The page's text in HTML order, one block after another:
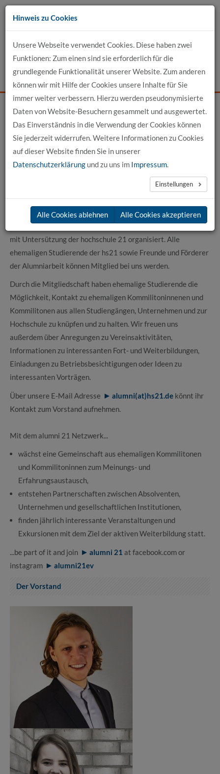
Zum
Inhalt
Events News Login Suche
Kontakt
Startseite Für Studierende Alumni
alumni 21 e.V.
Liebe ehemalige Studierende der hochschule 21,
die Alumniarbeit der hochschule 21 wird durch den im Mai
2015 gegründeten und eingetragenen Verein alumni 21 e.V.
mit Untersützung der hochschule 21 organisiert. Alle
ehemaligen Studierende der hs21 sowie Freunde und Förderer
der Alumniarbeit können Mitglied bei uns werden.
Durch die Mitgliedschaft haben ehemalige Studierende die
Möglichkeit, Kontakt zu ehemaligen Kommilitoninnenen und
Kommilitonen aus allen Studiengängen, Unternehmen und zur
Hochschule zu knüpfen und zu halten. Wir freuen uns
außerdem über Anregungen zu Vereinsaktivitäten,
Informationen zu interessanten Fort- und Weiterbildungen,
Einladungen zu Betriebsbesichtigungen oder Ideen zu
interessanten Vorträgen.
Über unsere E-Mail Adresse alumni(at)hs21.de könnt ihr
Kontakt zum Vorstand aufnehmen.
Mit dem alumni 21 Netzwerk...
wächst eine Gemeinschaft aus ehemaligen Kommilitonen
und Kommilitoninnen zum Meinungs- und
Erfahrungsaustausch,
entstehen Partnerschaften zwischen Absolventen,
Unternehmen und gesellschaftlichen Institutionen,
finden jährlich interessante Veranstaltungen und
Exkursionen mit dem Ziel der aktiven Weiterbildung statt.
...be part of it and join alumni 21 at facebook.com or
instagram
alumni21ev
Der Vorstand
Hinweis zu Cookies
Unsere Webseite verwendet Cookies. Diese haben zwei
Funktionen: Zum einen sind sie erforderlich für die
grundlegende Funktionalität unserer Website. Zum anderen
können wir mit Hilfe der Cookies unsere Inhalte für Sie
immer weiter verbessern. Hierzu werden pseudonymisierte
Daten von Website-Besuchern gesammelt und ausgewertet.
Das Einverständnis in die Verwendung der Cookies können
Sie jederzeit widerrufen. Weitere Informationen zu Cookies
auf dieser Website finden Sie in unserer
Datenschutzerklärung und zu uns im Impressum.
Einstellungen
Alle Cookies ablehnen Alle Cookies akzeptieren